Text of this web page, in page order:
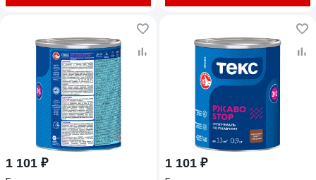
1 101 ₽ 1 101 ₽